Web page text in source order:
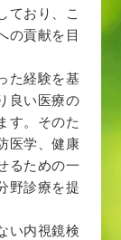
ており、こ
の貢献を目
た経験を基
良い医療の
す。そのた
医学、健康
るための⼀
野診療を提
い内視鏡検